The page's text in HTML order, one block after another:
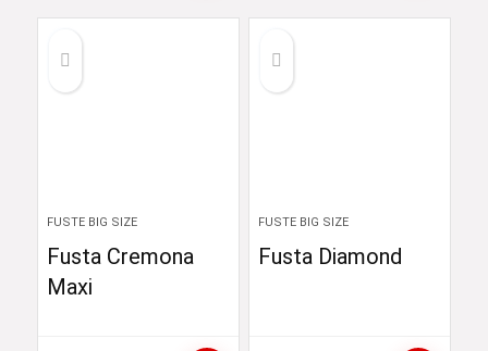
FUSTE BIG SIZE
Fusta Cremona
Maxi
FUSTE BIG SIZE
Fusta Diamond